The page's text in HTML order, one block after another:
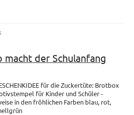
macht der Schulanfang
für die Zuckertüte: Brotbox
für Kinder und Schüler -
in den fröhlichen Farben blau, rot,